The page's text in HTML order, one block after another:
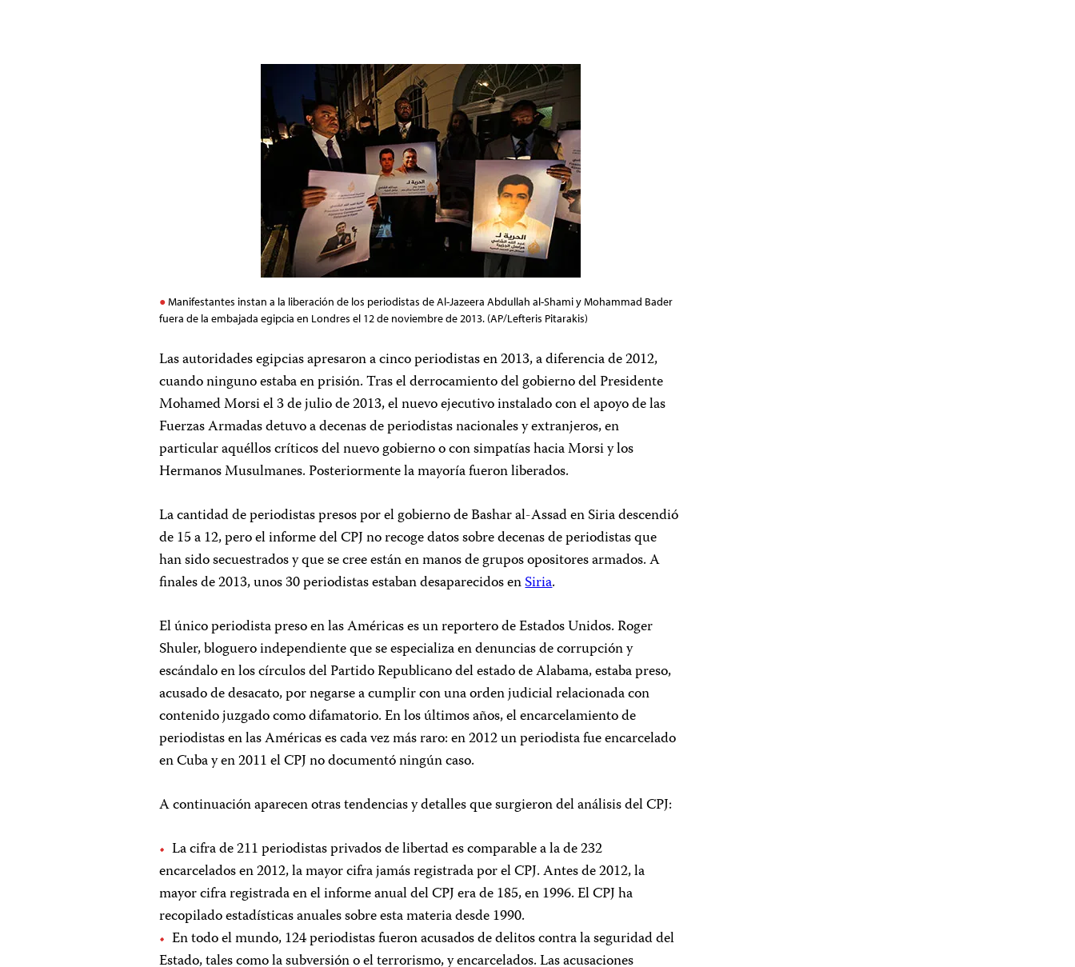
Manifestantes instan a la liberación de los periodistas de Al-Jazeera Abdullah al-Shami y Mohammad Bader
fuera de la embajada egipcia en Londres el 12 de noviembre de 2013. (AP/Lefteris Pitarakis)
Las autoridades egipcias apresaron a cinco periodistas en 2013, a diferencia de 2012,
cuando ninguno estaba en prisión. Tras el derrocamiento del gobierno del Presidente
Mohamed Morsi el 3 de julio de 2013, el nuevo ejecutivo instalado con el apoyo de las
Fuerzas Armadas detuvo a decenas de periodistas nacionales y extranjeros, en
particular aquéllos críticos del nuevo gobierno o con simpatías hacia Morsi y los
Hermanos Musulmanes. Posteriormente la mayoría fueron liberados.
La cantidad de periodistas presos por el gobierno de Bashar al-Assad en Siria descendió
de 15 a 12, pero el informe del CPJ no recoge datos sobre decenas de periodistas que
han sido secuestrados y que se cree están en manos de grupos opositores armados. A
finales de 2013, unos 30 periodistas estaban desaparecidos enSiria.
El único periodista preso en las Américas es un reportero de Estados Unidos. Roger
Shuler, bloguero independiente que se especializa en denuncias de corrupción y
escándalo en los círculos del Partido Republicano del estado de Alabama, estaba preso,
acusado de desacato, por negarse a cumplir con una orden judicial relacionada con
contenido juzgado como difamatorio. En los últimos años, el encarcelamiento de
periodistas en las Américas es cada vez más raro: en 2012 un periodista fue encarcelado
en Cuba y en 2011 el CPJ no documentó ningún caso.
A continuación aparecen otras tendencias y detalles que surgieron del análisis del CPJ:
La cifra de 211 periodistas privados de libertad es comparable a la de 232
encarcelados en 2012, la mayor cifra jamás registrada por el CPJ. Antes de 2012, la
mayor cifra registrada en el informe anual del CPJ era de 185, en 1996. El CPJ ha
recopilado estadísticas anuales sobre esta materia desde 1990.
En todo el mundo, 124 periodistas fueron acusados de delitos contra la seguridad del
Estado, tales como la subversión o el terrorismo, y encarcelados. Las acusaciones